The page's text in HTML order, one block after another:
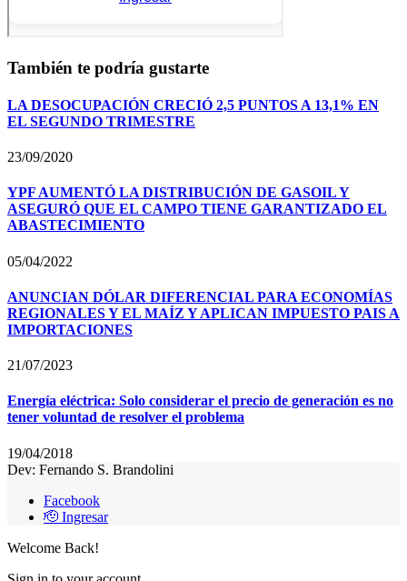
También te podría gustarte
LA DESOCUPACIÓN CRECIÓ 2,5 PUNTOS A 13,1% EN
EL SEGUNDO TRIMESTRE
23/09/2020
YPF AUMENTÓ LA DISTRIBUCIÓN DE GASOIL Y
ASEGURÓ QUE EL CAMPO TIENE GARANTIZADO EL
ABASTECIMIENTO
05/04/2022
ANUNCIAN DÓLAR DIFERENCIAL PARA ECONOMÍAS
REGIONALES Y EL MAÍZ Y APLICAN IMPUESTO PAIS A
IMPORTACIONES
21/07/2023
Energía eléctrica: Solo considerar el precio de generación es no
tener voluntad de resolver el problema
19/04/2018
Dev: Fernando S. Brandolini
Facebook
🫡 Ingresar
Welcome Back!